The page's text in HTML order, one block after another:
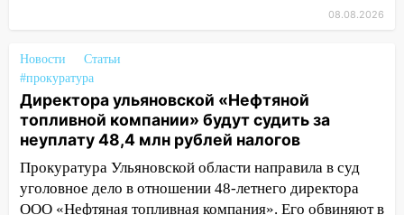
Ураган ударил по Ульяновску:
затопленные улицы и остановившиеся
трамваи
12:17 Ульяновск накрыл крупный град:
после ливня город снова уходит под
воду
12:12 Прокуратура взяла на контроль
ДТП с шестилетним ребёнком на улице
08.08.2026
Новости
Статьи
#прокуратура
Директора ульяновской «Нефтяной
топливной компании» будут судить за
неуплату 48,4 млн рублей налогов
Прокуратура Ульяновской области направила в суд
уголовное дело в отношении 48-летнего директора
ООО «Нефтяная топливная компания». Его обвиняют в